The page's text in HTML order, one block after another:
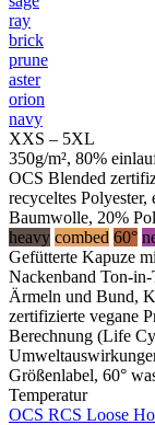
ray
brick
prune
aster
orion
navy
XXS – 5XL
350g/m², 80%
OCS Blended
recyceltes
Baumwolle, 20%
heavy combed 60°
Gefütterte Kapuze
Nackenband Ton-
Ärmeln und Bund,
zertifizierte vegane
Berechnung (Life
Größenlabel, 60°
Temperatur
OCS RCS Loose